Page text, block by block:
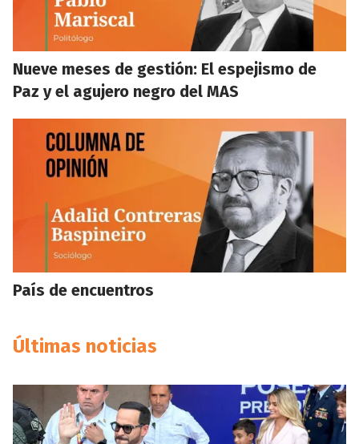
Nueve meses de gestión: El espejismo de
Paz y el agujero negro del MAS
País de encuentros
Últimas noticias